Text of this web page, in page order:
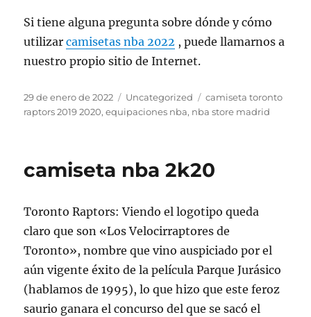
Si tiene alguna pregunta sobre dónde y cómo
utilizarcamisetas nba 2022 , puede llamarnos a
nuestro propio sitio de Internet.
Publicado
el
29 de enero de 2022 Categorías
Uncategorized Etiquetas
camiseta toronto
raptors 2019 2020,equipaciones nba, nba store madrid
camiseta nba 2k20
Toronto Raptors: Viendo el logotipo queda
claro que son «Los Velocirraptores de
Toronto», nombre que vino auspiciado por el
aún vigente éxito de la película Parque Jurásico
(hablamos de 1995), lo que hizo que este feroz
saurio ganara el concurso del que se sacó el